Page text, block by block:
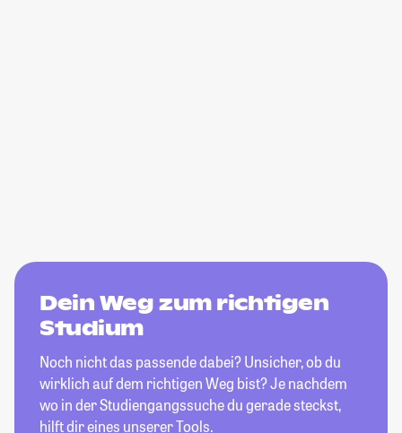
Dein Weg zum richtigen
Studium
Noch nicht das passende dabei? Unsicher, ob du
wirklich auf dem richtigen Weg bist? Je nachdem
wo in der Studiengangssuche du gerade steckst,
hilft dir eines unserer Tools.